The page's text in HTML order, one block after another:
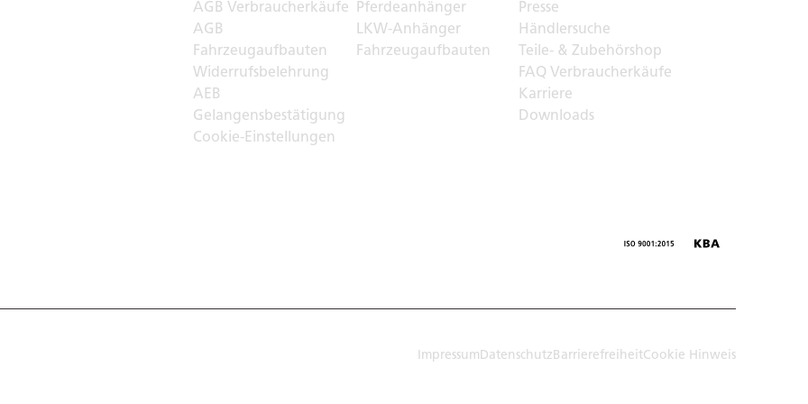
AGB Verbraucherkäufe
AGB
Fahrzeugaufbauten
Widerrufsbelehrung
AEB
Gelangensbestätigung
Cookie-Einstellungen
Pferdeanhänger
LKW-Anhänger
Fahrzeugaufbauten
Presse
Händlersuche
Teile- & Zubehörshop
FAQ Verbraucherkäufe
Karriere
Downloads
ImpressumDatenschutzBarrierefreiheitCookie Hinweis